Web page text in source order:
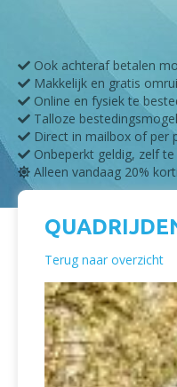
Ook achteraf betalen
Makkelijk en gratis
Online en fysiek te
Talloze
Direct in mailbox of per
Onbeperkt geldig, zelf
Alleen vandaag 20%
Terug naar overzicht